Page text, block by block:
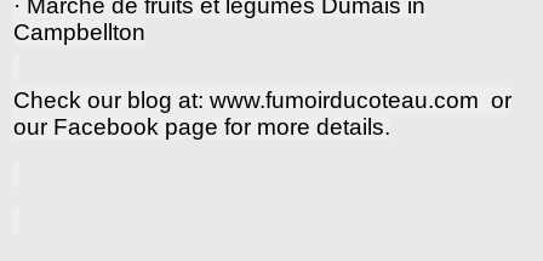
· Marché de fruits et légumes Dumais in
Campbellton
Check our blog at: www.fumoirducoteau.com or
our Facebook page for more details.